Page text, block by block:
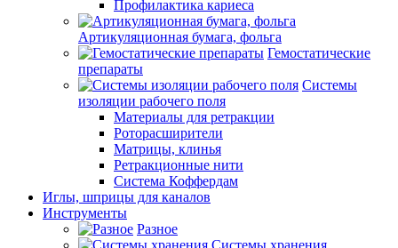
Профилактика кариеса
Артикуляционная бумага, фольга
Гемостатические
препараты
Системы
изоляции рабочего поля
Материалы для ретракции
Роторасширители
Матрицы, клинья
Ретракционные нити
Система Коффердам
Иглы, шприцы для каналов
Инструменты
Разное
Системы хранения